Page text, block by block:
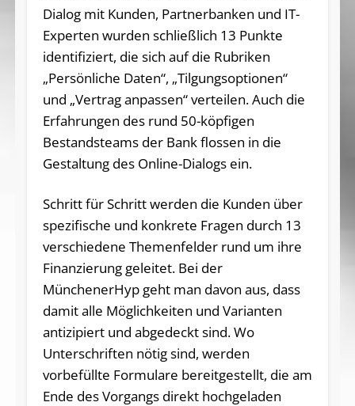
Dialog mit Kunden, Partnerbanken und IT-
Experten wurden schließlich 13 Punkte
identifiziert, die sich auf die Rubriken
„Persönliche Daten“, „Tilgungsoptionen“
und „Vertrag anpassen“ verteilen. Auch die
Erfahrungen des rund 50-köpfigen
Bestandsteams der Bank flossen in die
Gestaltung des Online-Dialogs ein.
Schritt für Schritt werden die Kunden über
spezifische und konkrete Fragen durch 13
verschiedene Themenfelder rund um ihre
Finanzierung geleitet. Bei der
MünchenerHyp geht man davon aus, dass
damit alle Möglichkeiten und Varianten
antizipiert und abgedeckt sind. Wo
Unterschriften nötig sind, werden
vorbefüllte Formulare bereitgestellt, die am
Ende des Vorgangs direkt hochgeladen